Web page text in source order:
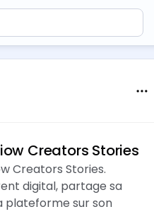
Creators Stories
Creators Stories.
digital, partage sa
plateforme sur son